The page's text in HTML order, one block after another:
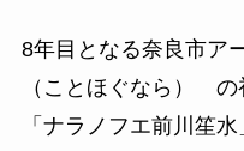
8年目となる奈良市ア
（ことほぐなら）
「ナラノフエ前川笙